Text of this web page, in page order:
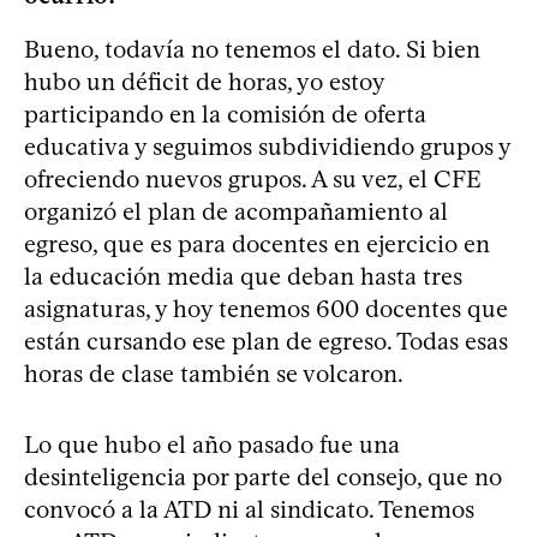
Bueno, todavía no tenemos el dato. Si bien
hubo un déficit de horas, yo estoy
participando en la comisión de oferta
educativa y seguimos subdividiendo grupos y
ofreciendo nuevos grupos. A su vez, el CFE
organizó el plan de acompañamiento al
egreso, que es para docentes en ejercicio en
la educación media que deban hasta tres
asignaturas, y hoy tenemos 600 docentes que
están cursando ese plan de egreso. Todas esas
horas de clase también se volcaron.
Lo que hubo el año pasado fue una
desinteligencia por parte del consejo, que no
convocó a la ATD ni al sindicato. Tenemos